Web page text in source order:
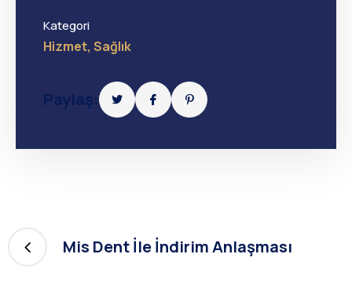
Kategori
Hizmet, Sağlık
Paylaş:
Mis Dent İle İndirim Anlaşması